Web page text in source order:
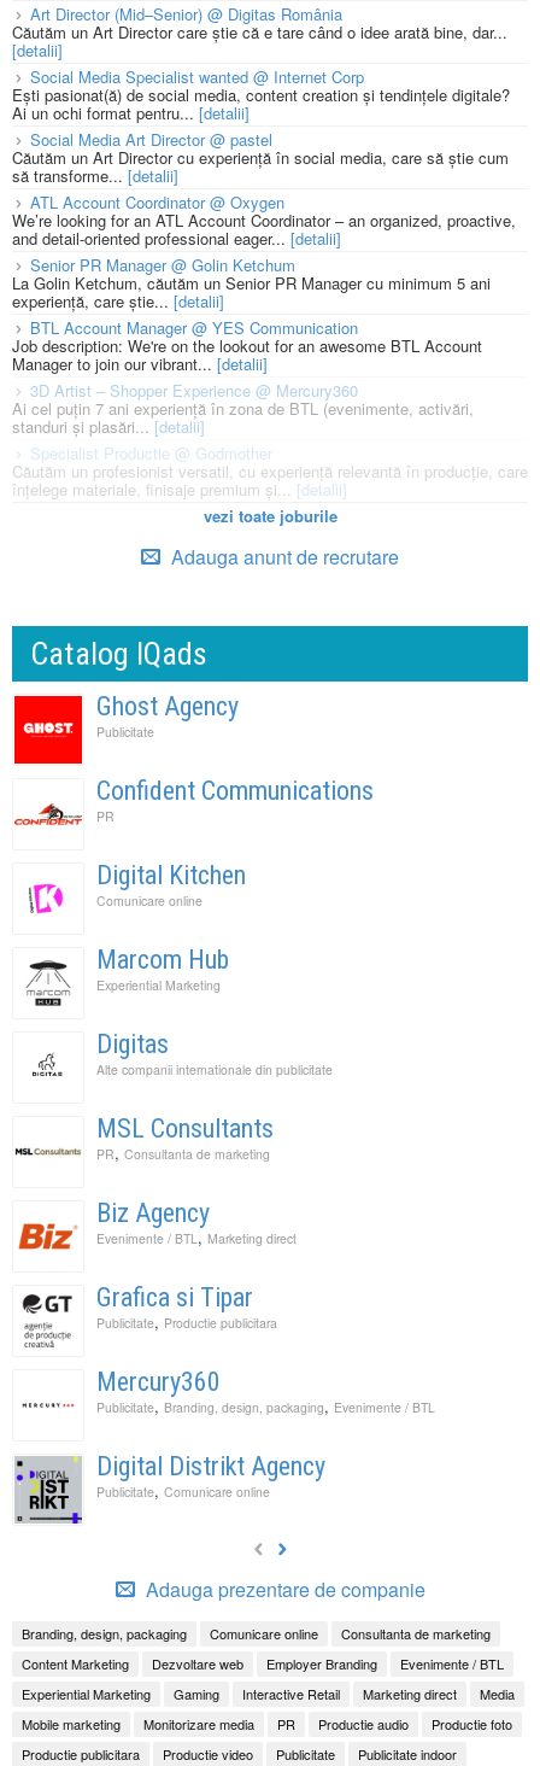
Art Director (Mid–Senior) @ Digitas România
Căutăm un Art Director care știe că e tare când o idee arată bine, dar...
[detalii]
Social Media Specialist wanted @ Internet Corp
Ești pasionat(ă) de social media, content creation și tendințele digitale?
Ai un ochi format pentru... [detalii]
Social Media Art Director @ pastel
Căutăm un Art Director cu experiență în social media, care să știe cum
să transforme... [detalii]
ATL Account Coordinator @ Oxygen
We’re looking for an ATL Account Coordinator – an organized, proactive,
and detail-oriented professional eager... [detalii]
Senior PR Manager @ Golin Ketchum
La Golin Ketchum, căutăm un Senior PR Manager cu minimum 5 ani
experiență, care știe... [detalii]
BTL Account Manager @ YES Communication
Job description: We're on the lookout for an awesome BTL Account
Manager to join our vibrant... [detalii]
3D Artist – Shopper Experience @ Mercury360
Ai cel puțin 7 ani experiență în zona de BTL (evenimente, activări,
standuri și plasări... [detalii]
Specialist Productie @ Godmother
Căutăm un profesionist versatil, cu experiență relevantă în producție, care
înțelege materiale, finisaje premium și... [detalii]
vezi toate joburile
Adauga anunt de recrutare
Catalog IQads
Ghost Agency
Publicitate
Confident Communications
PR
Digital Kitchen
Comunicare online
Marcom Hub
Experiential Marketing
Digitas
Alte companii internationale din publicitate
MSL Consultants
PR, Consultanta de marketing
Biz Agency
Evenimente / BTL, Marketing direct
Grafica si Tipar
Publicitate, Productie publicitara
Mercury360
Publicitate, Branding, design, packaging, Evenimente / BTL
Digital Distrikt Agency
Publicitate, Comunicare online
Adauga prezentare de companie
Branding, design, packaging Comunicare online
Consultanta de marketing
Content Marketing
Dezvoltare web Employer Branding
Evenimente / BTL
Experiential Marketing
Gaming Interactive Retail Marketing direct
Media
Mobile marketing
Monitorizare media PR Productie audio
Productie foto
Productie publicitara
Productie video Publicitate Publicitate indoor